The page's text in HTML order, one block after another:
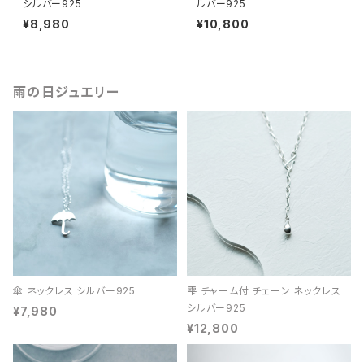
シルバー925
¥8,980
ルバー925
¥10,800
雨の日ジュエリー
傘 ネックレス シルバー925
¥7,980
雫 チャーム付 チェーン ネックレス
シルバー925
¥12,800